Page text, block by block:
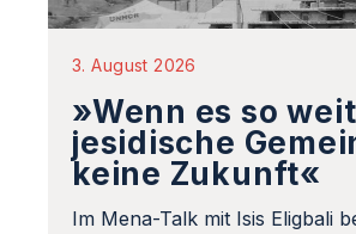
3. August 2026
»Wenn es so
jesidische
keine Zukunft«
Im Mena-Talk mit Isis Eligbali